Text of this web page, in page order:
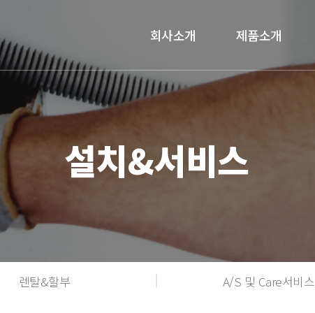
회사소개 제품소개
설치&서비스
렌탈&할부 A/S 및 Care서비스